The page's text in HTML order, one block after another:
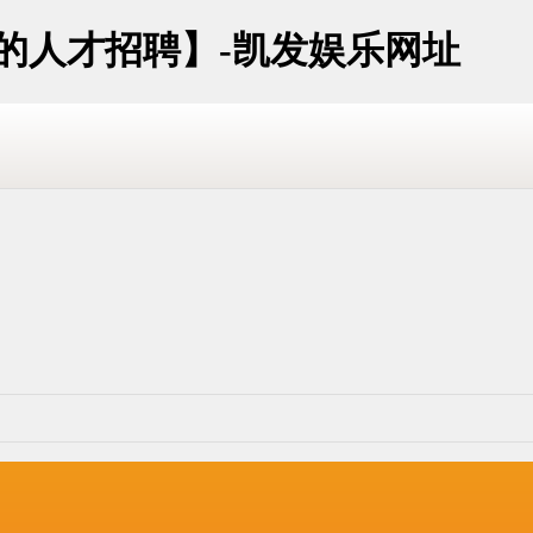
人才招聘】-凯发娱乐网址